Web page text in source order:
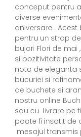
conceput pentru
diverse
aniversare .
pentru un strop
bujori Flori de
si pozitivitate
nota de eleganta
bucuriei si
de buchete si
nostru online
sau cu livrare pe
poate fi insotit de
mesajul